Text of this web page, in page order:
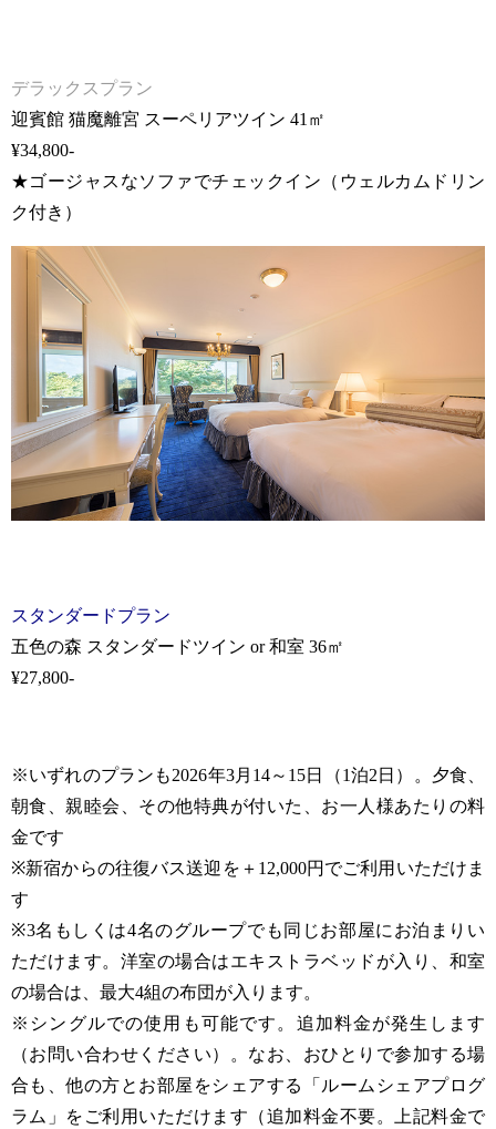
デラックスプラン
迎賓館 猫魔離宮 スーペリアツイン 41㎡
¥34,800-
★ゴージャスなソファでチェックイン（ウェルカムドリン
ク付き）
スタンダードプラン
五色の森 スタンダードツイン or 和室 36㎡
¥27,800-
※いずれのプランも2026年3月14～15日（1泊2日）。夕食、
朝食、親睦会、その他特典が付いた、お一人様あたりの料
金です
※新宿からの往復バス送迎を＋12,000円でご利用いただけま
す
※3名もしくは4名のグループでも同じお部屋にお泊まりい
ただけます。洋室の場合はエキストラベッドが入り、和室
の場合は、最大4組の布団が入ります。
※シングルでの使用も可能です。追加料金が発生します
（お問い合わせください）。なお、おひとりで参加する場
合も、他の方とお部屋をシェアする「ルームシェアプログ
ラム」をご利用いただけます（追加料金不要。上記料金で